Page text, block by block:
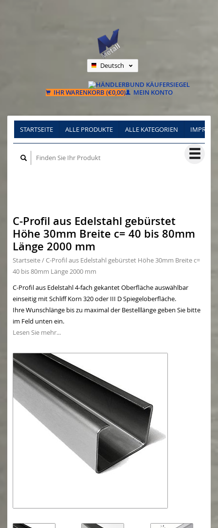
Deutsch
Français
IHR WARENKORB (€0,00) MEIN KONTO
STARTSEITE ALLE PRODUKTE ALLE KATEGORIEN
C-Profil aus Edelstahl gebürstet
Höhe 30mm Breite c= 40 bis 80mm
Länge 2000 mm
Startseite/ C-Profil aus Edelstahl gebürstet Höhe 30mm Breite c=
40 bis 80mm Länge 2000 mm
C-Profil aus Edelstahl 4-fach gekantet Oberfläche auswählbar
einseitig mit Schliff Korn 320 oder III D Spiegeloberfläche.
Ihre Wunschlänge bis zu maximal der Bestelllänge geben Sie bitte
im Feld unten ein.
Lesen Sie mehr...